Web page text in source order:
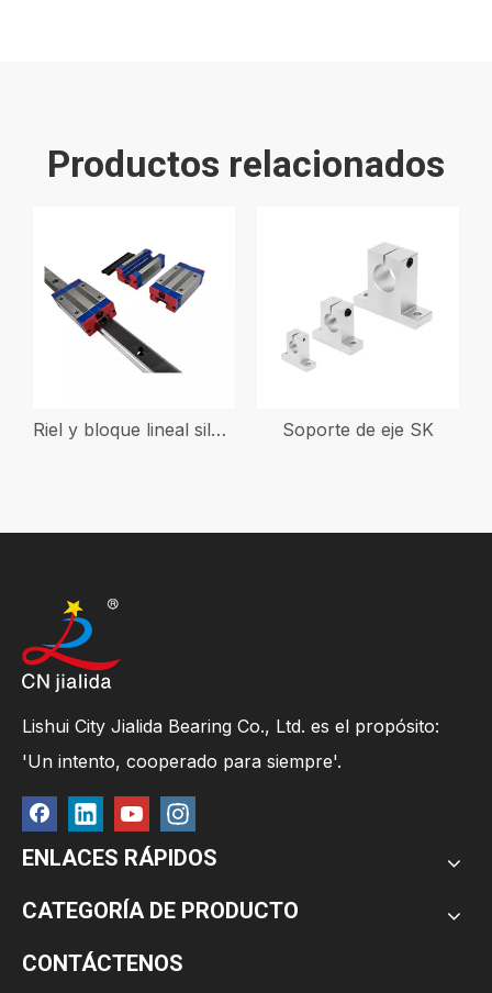
Productos relacionados
Riel y bloque lineal silencioso Soporte de eje SK
Lishui City Jialida Bearing Co., Ltd. es el propósito:
'Un intento, cooperado para siempre'.
ENLACES RÁPIDOS
CATEGORÍA DE PRODUCTO
CONTÁCTENOS